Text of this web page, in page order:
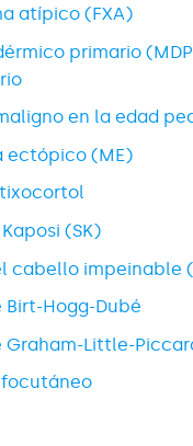
atípico (FXA)
primario
en la edad
ectópico (ME)
(SK)
cabello impeinable
Birt-Hogg-Dubé
Graham-Little-